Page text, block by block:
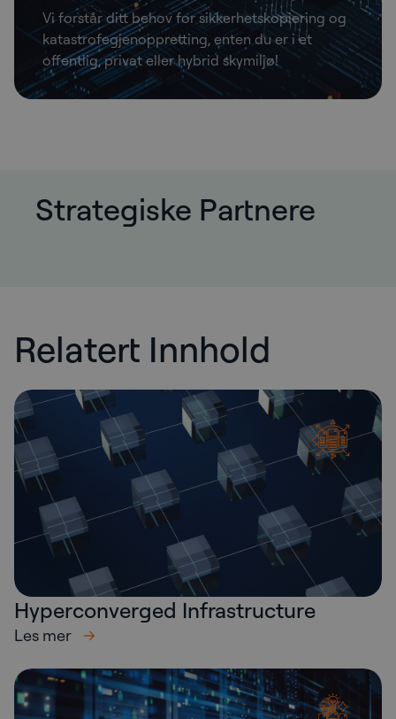
Vi forstår ditt behov for sikkerhetskopiering og
katastrofegjenoppretting, enten du er i et
offentlig, privat eller hybrid skymiljø!
Strategiske Partnere
Relatert Innhold
Hyperconverged Infrastructure
Les mer